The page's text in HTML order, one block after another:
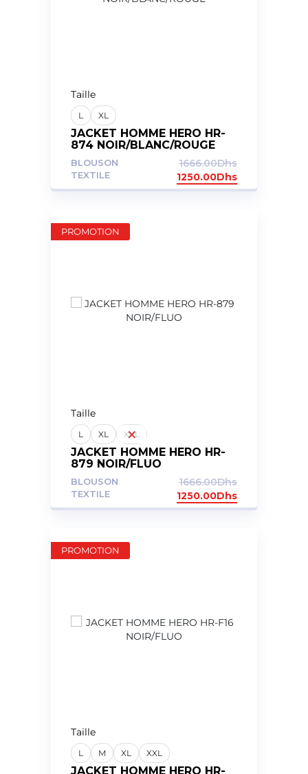
Taille
L XL
JACKET HOMME HERO HR-
874 NOIR/BLANC/ROUGE
BLOUSON
TEXTILE
1666.00Dhs
1250.00Dhs
Taille
L XL XXL
JACKET HOMME HERO HR-
879 NOIR/FLUO
BLOUSON
TEXTILE
1666.00Dhs
1250.00Dhs
PROMOTION
Taille
L M XL XXL
JACKET HOMME HERO HR-
PROMOTION